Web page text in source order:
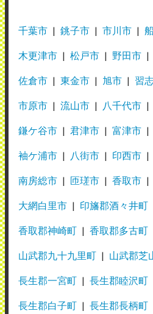
千葉市 銚子市 市川市
木更津市 松戸市 野田市
佐倉市 東金市 旭市 習
市原市 流山市 八千代市
鎌ケ谷市 君津市 富津市
袖ケ浦市 八街市 印西市
南房総市 匝瑳市 香取市
大網白里市 印旛郡酒々井町
香取郡神崎町 香取郡多古町
山武郡九十九里町 山武郡芝
長生郡一宮町 長生郡睦沢町
長生郡白子町 長生郡長柄町